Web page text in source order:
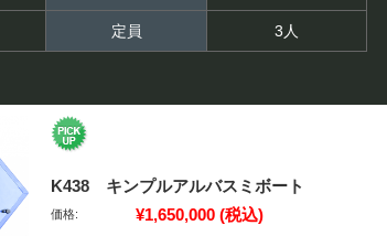
定員 3人
K438 キンプルアルバスミボート
価格: ¥1,650,000 (税込)